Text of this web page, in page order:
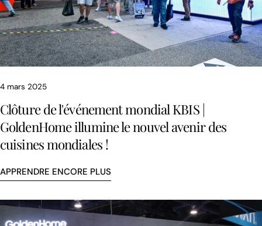
4 mars 2025
Clôture de l'événement mondial KBIS |
GoldenHome illumine le nouvel avenir des
cuisines mondiales !
APPRENDRE ENCORE PLUS